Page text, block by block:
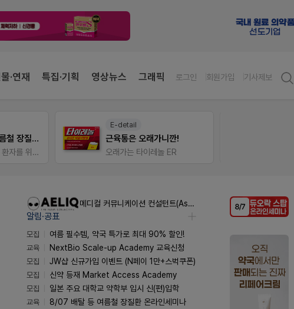
·연재 특집·기획 영상뉴스 그래픽 로그인 회원가입 기사제보
듀오락 스탑과 여름철 장질환 대응법
물갈이, 배탈, 설사 환자를 위한 실전 상담&판매 전략
E-detail
근육통은 오래가니깐!
오래가는 타이레놀 ER
메디컬 커뮤니케이션 컨설턴트(Associate) / 메디컬라이터 채용
알림·공표
모집
여름 필수템, 약국 특가로 최대 90% 할인!
교육
NextBio Scale-up Academy 교육신청
모집
JW샵 신규가입 이벤트 (N페이 1만+스벅쿠폰)
모집
신약 등재 Market Access Academy
모집
일본 주요 대학교 약학부 입시 신(편)입학
교육
8/07 배탈 등 여름철 장질환 온라인세미나